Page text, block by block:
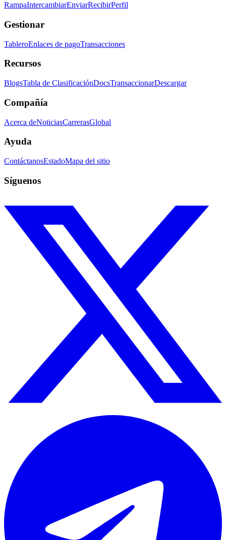
RampaIntercambiarEnviarRecibirPerfil
Gestionar
TableroEnlaces de pagoTransacciones
Recursos
BlogsTabla de ClasificaciónDocsTransaccionarDescargar
Compañía
Acerca deNoticiasCarrerasGlobal
Ayuda
ContáctanosEstadoMapa del sitio
Síguenos